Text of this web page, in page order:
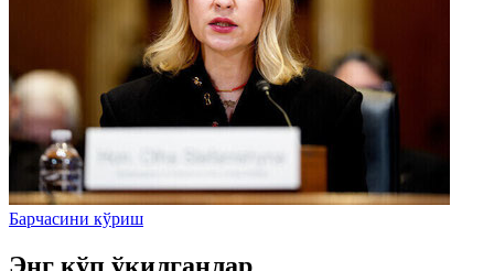
Барчасини кўриш
Энг кўп ўқилганлар